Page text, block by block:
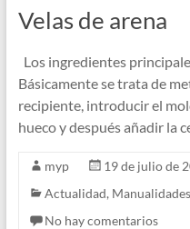
Velas de arena
Los ingredientes
Básicamente se trata de
recipiente, introducir el
hueco y después añadir la
myp
19 de julio de
Actualidad, Manualidades
No hay comentarios